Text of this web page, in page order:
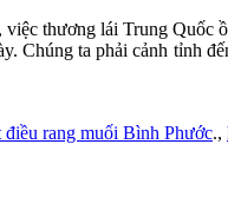
việc thương lái Trung Quốc
Chúng ta phải cảnh tỉnh
điều rang muối Bình Phước.,